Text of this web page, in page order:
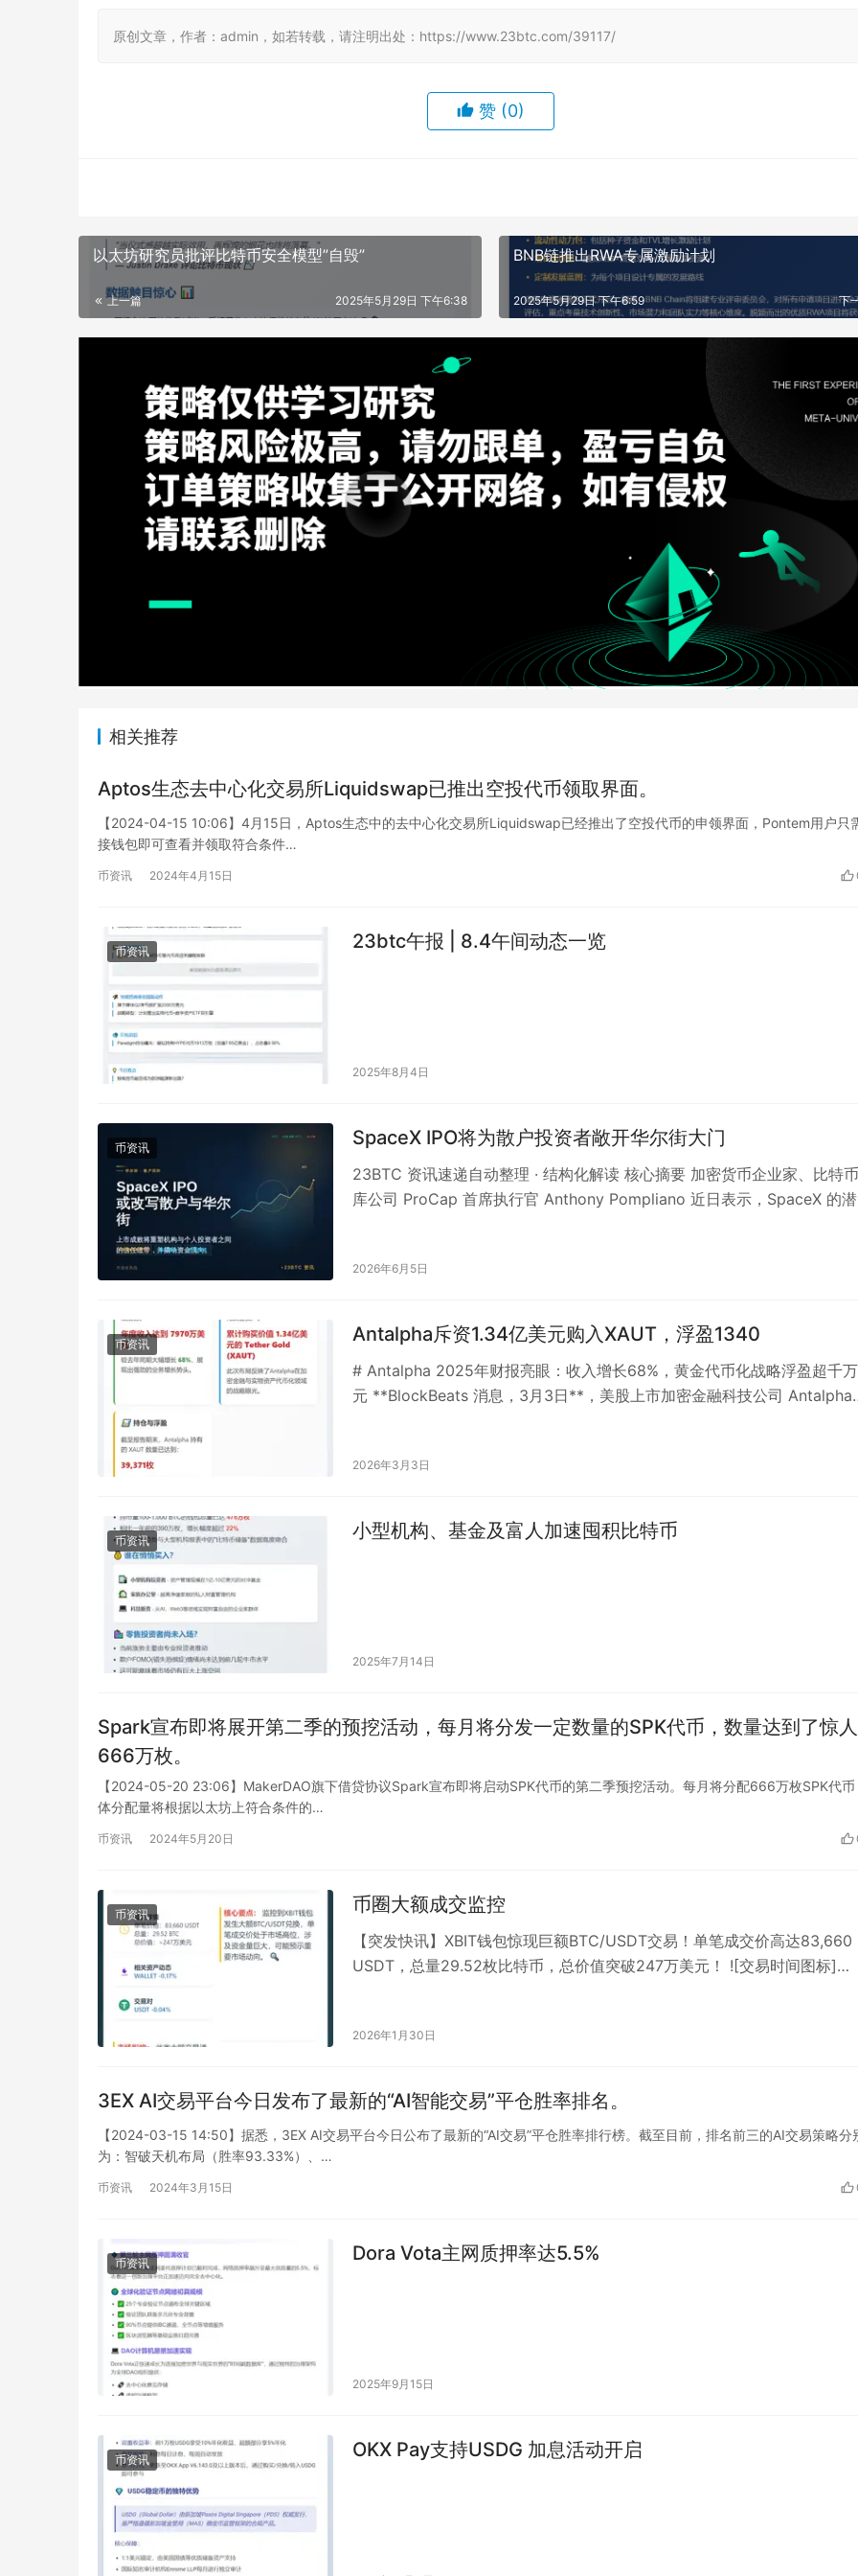
原创文章，作者：admin，如若转载，请注明出处：https://www.23btc.com/39117/
赞 (0)
以太坊研究员批评比特币安全模型”自毁”
上一篇 2025年5月29日 下午6:38
BNB链推出RWA专属激励计划
下
2025年5月29日 下午6:59
相关推荐
Aptos生态去中心化交易所Liquidswap已推出空投代币领取界面。
【2024-04-15 10:06】4月15日，Aptos生态中的去中心化交易所Liquidswap已经推出了空投代币的申领界面，Pontem用户只
接钱包即可查看并领取符合条件…
币资讯 2024年4月15日
币资讯 23btc午报 | 8.4午间动态一览
2025年8月4日
币资讯 SpaceX IPO将为散户投资者敞开华尔街大门
23BTC 资讯速递自动整理 · 结构化解读 核心摘要 加密货币企业家、比特
库公司 ProCap 首席执行官 Anthony Pompliano 近日表示，SpaceX 的潜
2026年6月5日
币资讯 Antalpha斥资1.34亿美元购入XAUT，浮盈1340
# Antalpha 2025年财报亮眼：收入增长68%，黄金代币化战略浮盈超千
元 **BlockBeats 消息，3月3日**，美股上市加密金融科技公司 Antalpha
2026年3月3日
币资讯 小型机构、基金及富人加速囤积比特币
2025年7月14日
Spark宣布即将展开第二季的预挖活动，每月将分发一定数量的SPK代币，数量达到了惊
666万枚。
【2024-05-20 23:06】MakerDAO旗下借贷协议Spark宣布即将启动SPK代币的第二季预挖活动。每月将分配666万枚SPK代币
体分配量将根据以太坊上符合条件的…
币资讯 2024年5月20日
币资讯 币圈大额成交监控
【突发快讯】XBIT钱包惊现巨额BTC/USDT交易！单笔成交价高达83,660
USDT，总量29.52枚比特币，总价值突破247万美元！ ![交易时间图标]
2026年1月30日
3EX AI交易平台今日发布了最新的“AI智能交易”平仓胜率排名。
【2024-03-15 14:50】据悉，3EX AI交易平台今日公布了最新的“AI交易”平仓胜率排行榜。截至目前，排名前三的AI交易策略分
为：智破天机布局（胜率93.33%）、…
币资讯 2024年3月15日
币资讯 Dora Vota主网质押率达5.5%
2025年9月15日
币资讯 OKX Pay支持USDG 加息活动开启